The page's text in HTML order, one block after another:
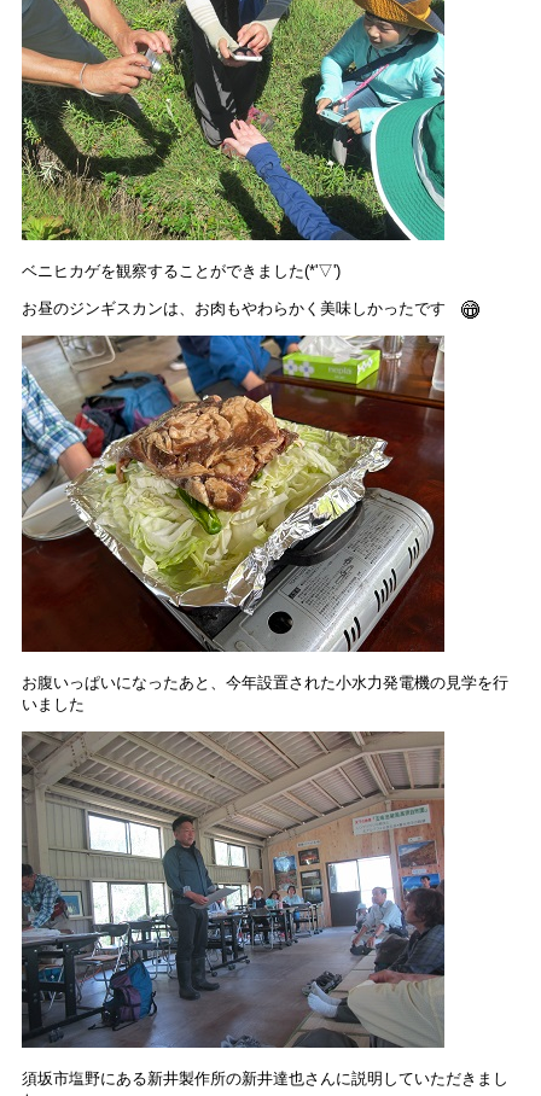
ベニヒカゲを観察することができました(*'▽')
お昼のジンギスカンは、お肉もやわらかく美味しかったです
お腹いっぱいになったあと、今年設置された小水力発電機の見学を行
いました
須坂市塩野にある新井製作所の新井達也さんに説明していただきまし